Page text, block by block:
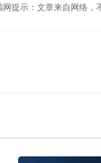
网提示：文章来自网络，